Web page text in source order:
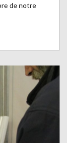
de notre